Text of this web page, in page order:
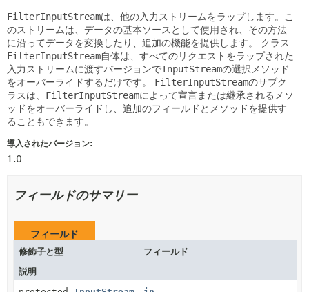
FilterInputStreamは、他の入力ストリームをラップします。こ
のストリームは、データの基本ソースとして使用され、その方法
に沿ってデータを変換したり、追加の機能を提供します。
クラス
FilterInputStream自体は、すべてのリクエストをラップされた
入力ストリームに渡すバージョンでInputStreamの選択メソッド
をオーバーライドするだけです。
FilterInputStreamのサブク
ラスは、 FilterInputStreamによって宣言または継承されるメソ
ッドをオーバーライドし、追加のフィールドとメソッドを提供す
ることもできます。
導入されたバージョン:
1.0
フィールドのサマリー
フィールド
修飾子と型
フィールド
説明